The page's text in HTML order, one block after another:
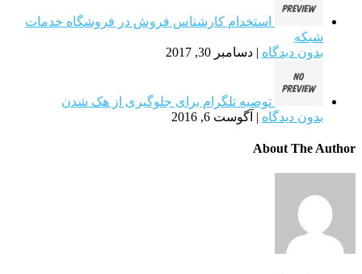
استخدام کارشناس فروش در فروشگاه خدمات
شبکه
بدون دیدگاه | دسامبر 30, 2017
توصیه تلگرام برای جلوگیری از هک شدن
بدون دیدگاه | آگوست 6, 2016
About The Author